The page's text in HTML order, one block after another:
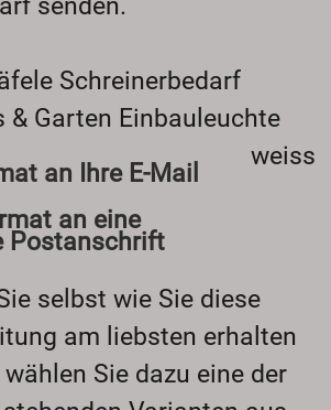
senden.
Schreinerbedarf
& Garten Einbauleuchte
weiss
an Ihre E-Mail
an eine
Postanschrift
selbst wie Sie diese
am liebsten erhalten
Sie dazu eine der